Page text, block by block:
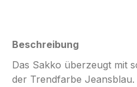
Beschreibung
Das Sakko überzeugt mit
der Trendfarbe